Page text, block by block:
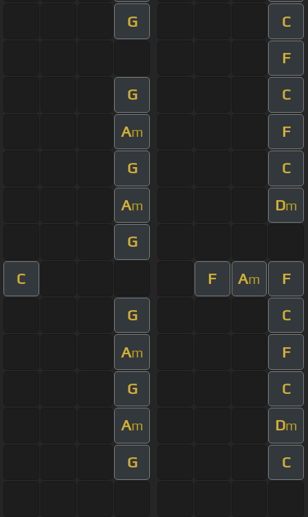
G C
F
G C
Am F
G C
Am Dm
G
C F Am F
G C
Am F
G C
Am Dm
G C